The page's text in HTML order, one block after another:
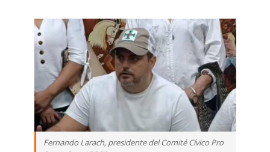
Fernando Larach, presidente del Comité Cívico Pro